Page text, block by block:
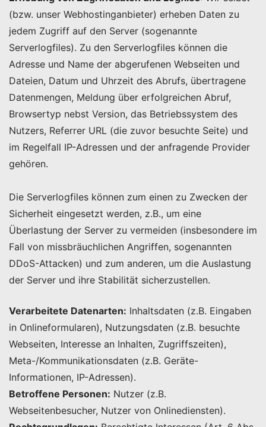
(bzw. unser Webhostinganbieter) erheben Daten zu
jedem Zugriff auf den Server (sogenannte
Serverlogfiles). Zu den Serverlogfiles können die
Adresse und Name der abgerufenen Webseiten und
Dateien, Datum und Uhrzeit des Abrufs, übertragene
Datenmengen, Meldung über erfolgreichen Abruf,
Browsertyp nebst Version, das Betriebssystem des
Nutzers, Referrer URL (die zuvor besuchte Seite) und
im Regelfall IP-Adressen und der anfragende Provider
gehören.
Die Serverlogfiles können zum einen zu Zwecken der
Sicherheit eingesetzt werden, z.B., um eine
Überlastung der Server zu vermeiden (insbesondere im
Fall von missbräuchlichen Angriffen, sogenannten
DDoS-Attacken) und zum anderen, um die Auslastung
der Server und ihre Stabilität sicherzustellen.
Verarbeitete Datenarten: Inhaltsdaten (z.B. Eingaben
in Onlineformularen), Nutzungsdaten (z.B. besuchte
Webseiten, Interesse an Inhalten, Zugriffszeiten),
Meta-/Kommunikationsdaten (z.B. Geräte-
Informationen, IP-Adressen).
Betroffene Personen: Nutzer (z.B.
Webseitenbesucher, Nutzer von Onlinediensten).